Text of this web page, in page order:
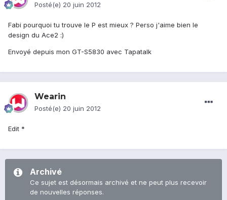
Posté(e) 20 juin 2012
Fabi pourquoi tu trouve le P est mieux ? Perso j'aime bien le
design du Ace2 :)
Envoyé depuis mon GT-S5830 avec Tapatalk
Wearin
Posté(e) 20 juin 2012
Edit *
Archivé
Ce sujet est désormais archivé et ne peut plus recevoir
de nouvelles réponses.